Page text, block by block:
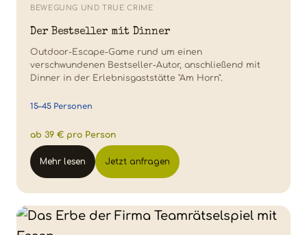
BEWEGUNG UND TRUE CRIME
Der Bestseller mit Dinner
Outdoor-Escape-Game rund um einen
verschwundenen Bestseller-Autor, anschließend mit
Dinner in der Erlebnisgaststätte "Am Horn".
15–45 Personen
ab 39 € pro Person
Mehr lesen Jetzt anfragen